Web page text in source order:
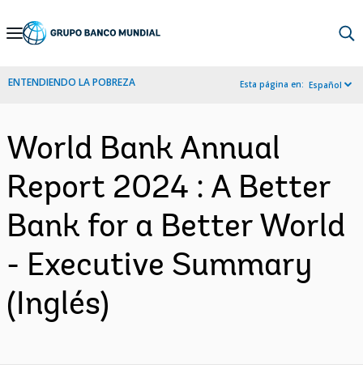
Skip
Navigation
ENTENDIENDO LA POBREZA Esta página en: Español
World Bank Annual
Report 2024 : A Better
Bank for a Better World
- Executive Summary
(Inglés)